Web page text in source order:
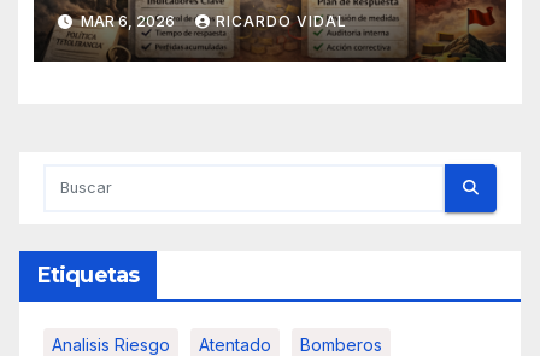
MAR 6, 2026 RICARDO VIDAL
Etiquetas
Analisis Riesgo Atentado Bomberos